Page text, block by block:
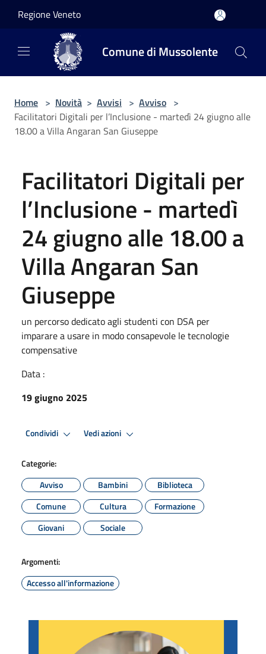
Regione Veneto
Comune di Mussolente
Home > Novità > Avvisi > Avviso >
Facilitatori Digitali per l’Inclusione - martedì 24 giugno alle
18.00 a Villa Angaran San Giuseppe
Facilitatori Digitali per
l’Inclusione - martedì
24 giugno alle 18.00 a
Villa Angaran San
Giuseppe
un percorso dedicato agli studenti con DSA per
imparare a usare in modo consapevole le tecnologie
compensative
Data :
19 giugno 2025
Condividi Vedi azioni
Categorie:
Avviso
Bambini
Biblioteca
Comune
Cultura
Formazione
Giovani
Sociale
Argomenti:
Accesso all'informazione